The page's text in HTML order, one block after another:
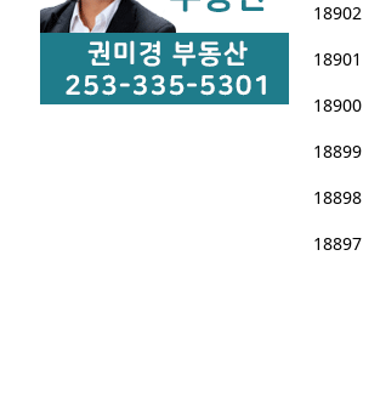
18902
18901
18900
18899
18898
18897